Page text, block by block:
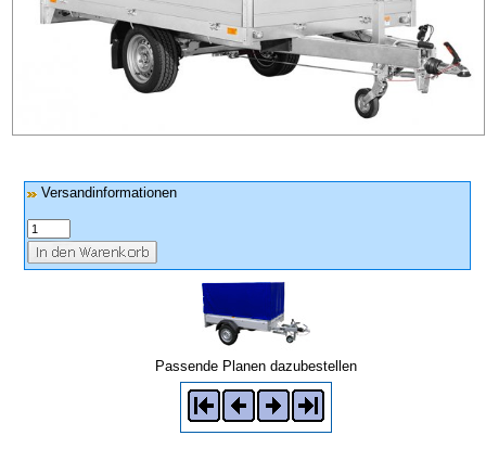
Versandinformationen
Passende Planen dazubestellen